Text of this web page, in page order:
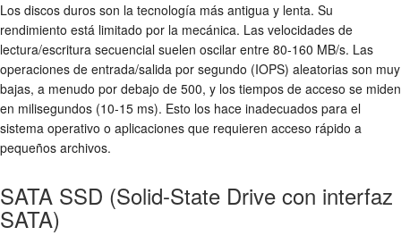
Los discos duros son la tecnología más antigua y lenta. Su
rendimiento está limitado por la mecánica. Las velocidades de
lectura/escritura secuencial suelen oscilar entre 80-160 MB/s. Las
operaciones de entrada/salida por segundo (IOPS) aleatorias son muy
bajas, a menudo por debajo de 500, y los tiempos de acceso se miden
en milisegundos (10-15 ms). Esto los hace inadecuados para el
sistema operativo o aplicaciones que requieren acceso rápido a
pequeños archivos.
SATA SSD (Solid-State Drive con interfaz
SATA)